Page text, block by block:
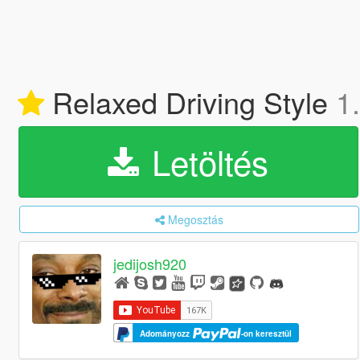
Relaxed Driving Style
Letöltés
Megosztás
jedijosh920
Adományozz -on keresztül